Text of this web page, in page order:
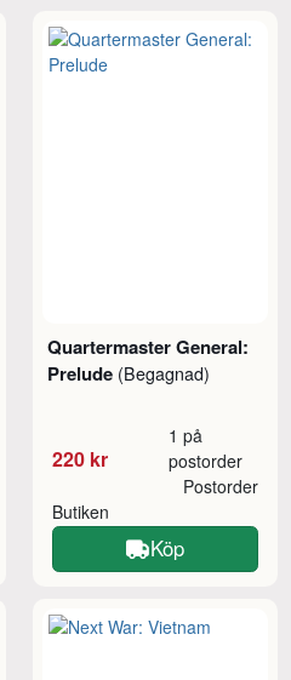
Quartermaster General:
Prelude (Begagnad)
220 kr
1 på
postorder
Butiken
Postorder
Köp